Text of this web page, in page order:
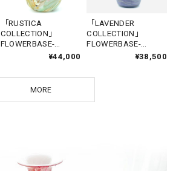
「RUSTICA
COLLECTION」
FLOWERBASE-
AZULEWINDOW3¥44,000
「LAVENDER
COLLECTION」
FLOWERBASE-
¥38,500
MORE